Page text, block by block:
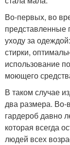
Во-первых, во
представленные
уходу за
стирки,
использование
моющего
В таком случае
два размера. Во-
гардероб давно
которая всегда
людей всех